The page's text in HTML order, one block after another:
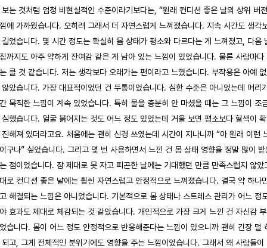
는 것처럼 엄청 비현실적인 수준이라기보다는, “원래 컨디션 좋은 날의 상위 버
에 가까웠습니다. 오히려 그래서 더 자연스럽게 느껴졌습니다. 지속 시간도 생각
길었습니다. 몇 시간 정도는 확실히 몸 상태가 평소와 다르다는 게 느껴졌고, 다음
까지도 아주 약하게 잔여감 같은 게 남아 있는 느낌이 있었습니다. 물론 사람마다
클 것 같습니다. 저는 생각보다 오래가는 편이라고 느꼈습니다. 부작용은 아예 없
았습니다. 가장 대표적이었던 건 두통이었습니다. 심한 수준은 아니었는데 머리
묵직한 느낌이 계속 있었습니다. 특히 물을 충분히 안 마셨을 때는 그 느낌이 조
심했습니다. 얼굴 붉어지는 것도 어느 정도 있었는데 거울 보면 평소보다 혈색이
진해져 있더라고요. 처음에는 괜히 신경 쓰였는데 시간이 지나니까 “아 원래 이런
구나” 싶었습니다. 그리고 몇 번 사용하면서 느낀 건 몸 상태 영향을 정말 많이 받
점이었습니다. 잠 제대로 못 자고 피곤한 날에는 기대했던 만큼 만족스럽지 않았
로 컨디션 좋은 날에는 훨씬 자연스럽고 안정적으로 느껴졌습니다. 결국 약 하나
해결되는 느낌은 아니었습니다. 기본적으로 몸 상태나 스트레스 관리가 어느 정
효과도 제대로 체감되는 것 같았습니다. 개인적으로 가장 크게 느낀 건 자신감
습니다. 몸이 어느 정도 안정적으로 반응해준다는 느낌이 있으니까 괜히 긴장 덜
고, 그게 전체적인 분위기에도 영향을 주는 느낌이었습니다. 그래서 왜 사람들이